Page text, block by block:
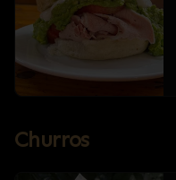
Churros